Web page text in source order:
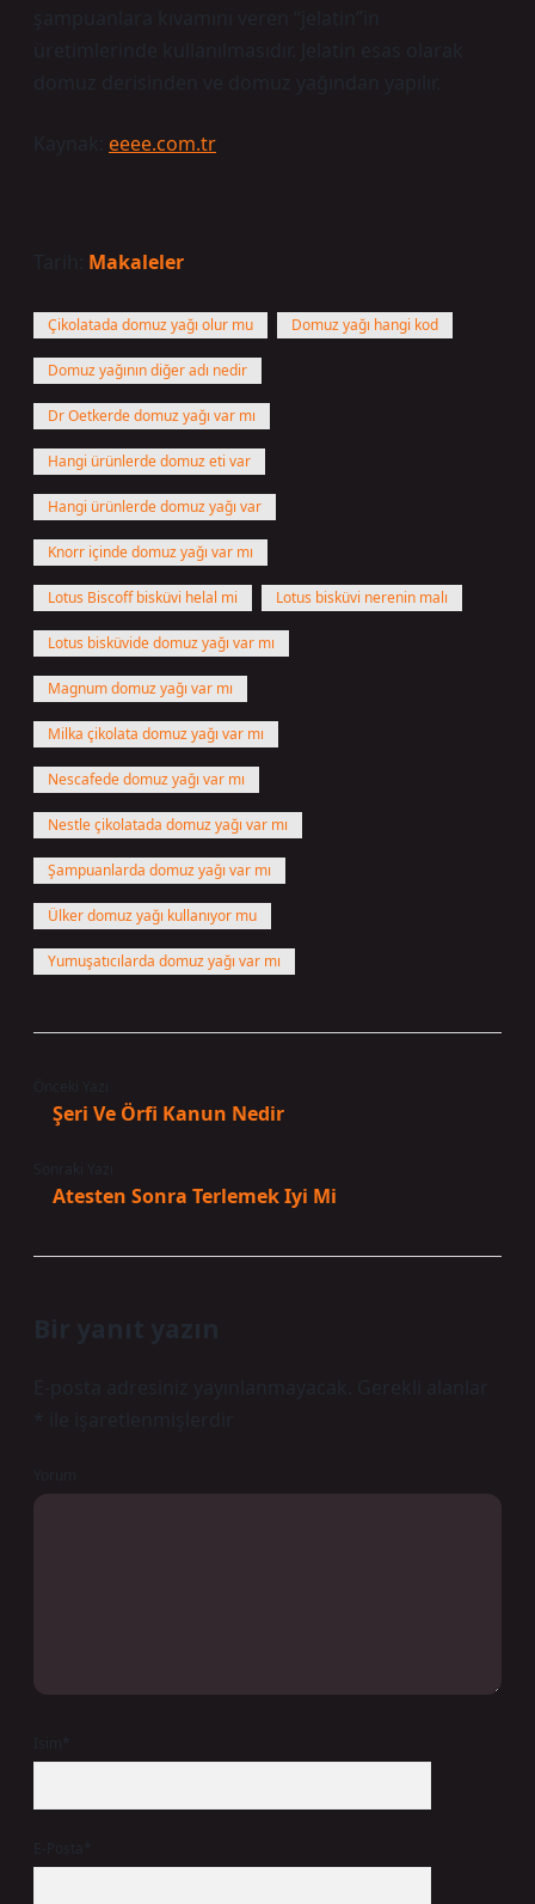
şampuanlara kıvamını veren “jelatin”in
üretimlerinde kullanılmasıdır. Jelatin esas olarak
domuz derisinden ve domuz yağından yapılır.
Kaynak: eeee.com.tr
Tarih: Makaleler
Çikolatada domuz yağı olur mu Domuz yağı hangi kod
Domuz yağının diğer adı nedir
Dr Oetkerde domuz yağı var mı
Hangi ürünlerde domuz eti var
Hangi ürünlerde domuz yağı var
Knorr içinde domuz yağı var mı
Lotus Biscoff bisküvi helal mi Lotus bisküvi nerenin malı
Lotus bisküvide domuz yağı var mı
Magnum domuz yağı var mı
Milka çikolata domuz yağı var mı
Nescafede domuz yağı var mı
Nestle çikolatada domuz yağı var mı
Şampuanlarda domuz yağı var mı
Ülker domuz yağı kullanıyor mu
Yumuşatıcılarda domuz yağı var mı
Şeri Ve Örfi Kanun Nedir
Atesten Sonra Terlemek Iyi Mi
Bir yanıt yazın
E-posta adresiniz yayınlanmayacak.
Gerekli alanlar
ile işaretlenmişlerdir